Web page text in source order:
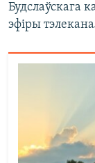
Будслаўскага
эфіры